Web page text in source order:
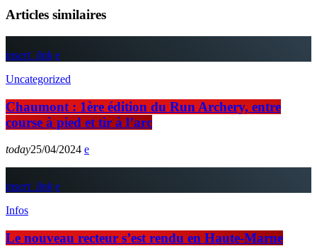
Articles similaires
insert_link
Uncategorized
Chaumont : 1ère édition du Run Archery, entre
course à pied et tir à l’arc
today25/04/2024
insert_link
Infos
Le nouveau recteur s’est rendu en Haute-Marne